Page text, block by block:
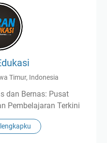
Timur, Indonesia
dan Bernas: Pusat
Pembelajaran Terkini